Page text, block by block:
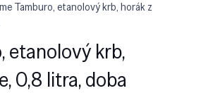
Tamburo, etanolový krb, horák z
etanolový krb,
0,8 litra, doba